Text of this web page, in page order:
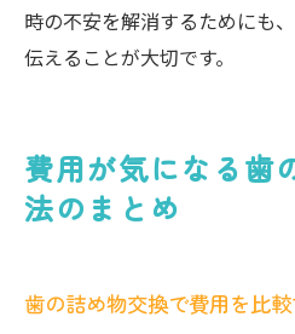
時の不安を解消するためにも
伝えることが大切です。
費用が気になる歯
法のまとめ
歯の詰め物交換で費用を比